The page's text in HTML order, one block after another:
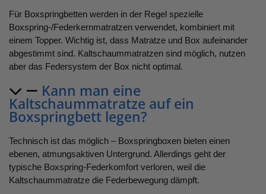
Für Boxspringbetten werden in der Regel spezielle
Boxspring-/Federkernmatratzen verwendet, kombiniert mit
einem Topper. Wichtig ist, dass Matratze und Box aufeinander
abgestimmt sind. Kaltschaummatratzen sind möglich, nutzen
aber das Federsystem der Box nicht optimal.
Kann man eine
Kaltschaummatratze auf ein
Boxspringbett legen?
Technisch ist das möglich – Boxspringboxen bieten einen
ebenen, atmungsaktiven Untergrund. Allerdings geht der
typische Boxspring-Federkomfort verloren, weil die
Kaltschaummatratze die Federbewegung dämpft.